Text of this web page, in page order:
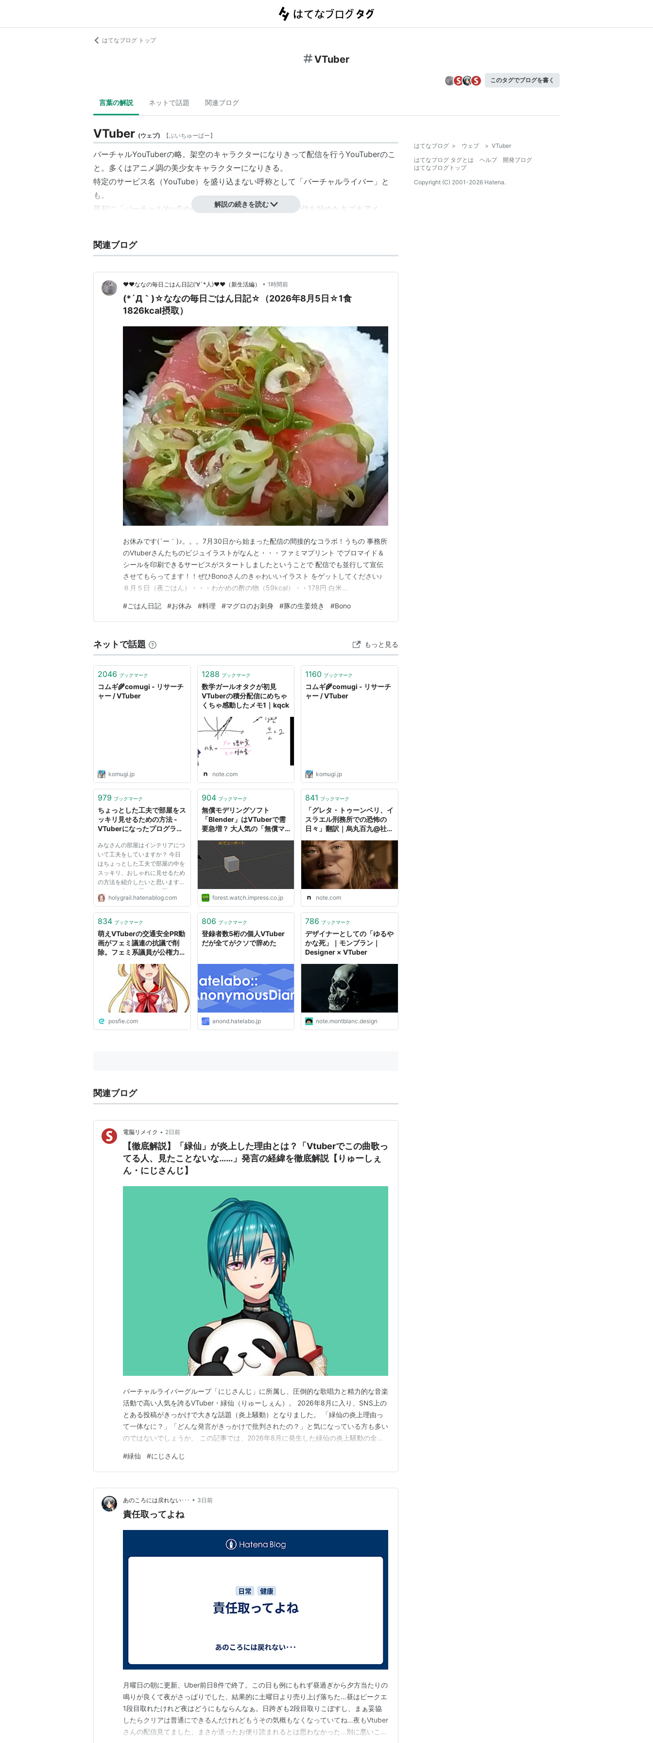
はてなブログ トップ
VTuber
このタグでブログを書く
言葉の解説 ネットで話題 関連ブログ
VTuber (ウェブ) 【ぶいちゅーばー】
バーチャルYouTuberの略。架空のキャラクターになりきって配信を行うYouTuberのこ
と。多くはアニメ調の美少女キャラクターになりきる。
特定のサービス名（YouTube）を盛り込まない呼称として「バーチャルライバー 」と
も。
最初に「バーチャルYouTuber」を自称したのは2016年 に配信を始めた キズナアイ
もいる。
解説の続きを読む
関連ブログ
♥♥ななの毎日ごはん日記('∀`*人)♥♥（新生活編） • 1時間前
(*´Д｀)☆ななの毎日ごはん日記☆（2026年8月5日☆1食
1826kcal摂取）
お休みです(´ー｀)♪。。。7月30日から始まった配信の間接的なコラボ！うちの 事務所
のVtuberさんたちのビジュイラストがなんと・・・ファミマプリント でブロマイド＆
シールを印刷できるサービスがスタートしましたということで 配信でも並行して宣伝
させてもらってます！！ぜひBonoさんのきゃわいいイラスト をゲットしてください♪
８月５日（夜ごはん）・・・わかめの酢の物（59kcal）・・178円 白米
（443kcal）・・204円 マグロのお刺身（100kcal）・・358円 豚の生姜焼き
（625kcal）・・…
#ごはん日記 #お休み #料理 #マグロのお刺身 #豚の生姜焼き #Bono
ネットで話題 もっと見る
2046 ブックマーク
コムギ🌾comugi - リサーチ
ャー / VTuber
komugi.jp
1288 ブックマーク
数学ガールオタクが初見
VTuberの積分配信にめちゃ
くちゃ感動したメモ1｜kqck
note.com
1160 ブックマーク
コムギ🌾comugi - リサーチ
ャー / VTuber
komugi.jp
979 ブックマーク
ちょっとした工夫で部屋をス
ッキリ見せるための方法 -
VTuberになったプログラマ
みなさんの部屋はインテリアにつ
いて工夫をしていますか？ 今日
はちょっとした工夫で部屋の中を
スッキリ、おしゃれに見せるため
の方法を紹介したいと思います。
目線より高い位置に物を置かない
よく こういったスチールラック
よね。 確かにスチールラックは
holygrail.hatenablog.com
904 ブックマーク
無償モデリングソフト
「Blender」はVTuberで需
要急増？ 大人気の「無償マ
forest.watch.impress.co.jp
841 ブックマーク
「グレタ・トゥーンベリ、イ
スラエル刑務所での恐怖の
日々」翻訳｜烏丸百九@社会
note.com
834 ブックマーク
萌えVTuberの交通安全PR動
画がフェミ議連の抗議で削
除。フェミ系議員が公権力を
posfie.com
806 ブックマーク
登録者数5桁の個人VTuber
だが全てがクソで辞めた
anond.hatelabo.jp
786 ブックマーク
デザイナーとしての「ゆるや
かな死」｜モンブラン｜
Designer × VTuber
note.montblanc.design
関連ブログ
電脳リメイク • 2日前
【徹底解説】「緑仙」が炎上した理由とは？「Vtuberでこの曲歌っ
てる人、見たことないな……」発言の経緯を徹底解説【りゅーしぇ
ん・にじさんじ】
バーチャルライバーグループ「にじさんじ」に所属し、圧倒的な歌唱力と精力的な音楽
活動で高い人気を誇るVTuber・緑仙（りゅーしぇん）。 2026年8月に入り、SNS上の
とある投稿がきっかけで大きな話題（炎上騒動）となりました。 「緑仙の炎上理由っ
て一体なに？」「どんな発言がきっかけで批判されたの？」と気になっている方も多い
のではないでしょうか。 この記事では、2026年8月に発生した緑仙の炎上騒動の全貌
やすく徹底解説します。 www.youtube.com 2026年8月、VTuber「緑仙」に何が起き
た？炎上の概要…
#緑仙 #にじさんじ
あのころには戻れない･･･ • 3日前
責任取ってよね
月曜日の朝に更新、Uber前日8件で終了。この日も例にもれず昼過ぎから夕方当たりの
鳴りが良くて夜がさっぱりでした、結果的に土曜日より売り上げ落ちた…昼はピークエ
1段目取れたけれど夜はどうにもならんなぁ。日跨ぎも2段目取りこぼすし、まぁ妥協
したらクリアは普通にできるんだけれどもうその気概もなくなっていてね…夜もVtuber
さんの配信見てました、まさか送ったお便り読まれるとは思わなかった…別に悪いこと
はてなブログ > ウェブ > VTuber
はてなブログ タグとは
ヘルプ
開発ブログ
はてなブログトップ
Copyright (C) 2001-2026 Hatena.